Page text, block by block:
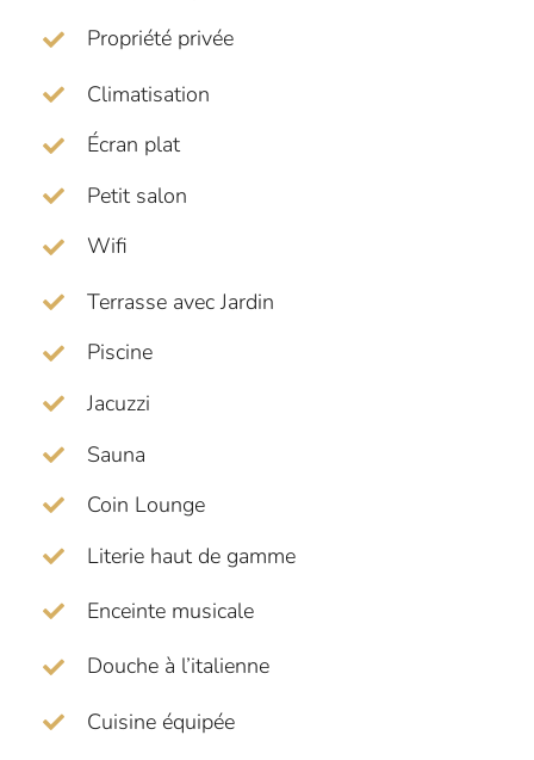
Propriété privée
Climatisation
Écran plat
Petit salon
Wifi
Terrasse avec Jardin
Piscine
Jacuzzi
Sauna
Coin Lounge
Literie haut de gamme
Enceinte musicale
Douche à l’italienne
Cuisine équipée